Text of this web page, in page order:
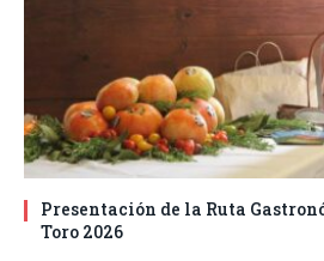
Presentación de la Ruta
Toro 2026